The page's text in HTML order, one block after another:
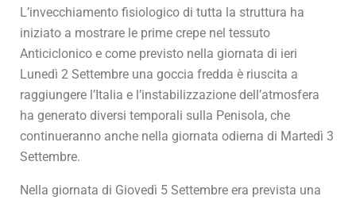
L’invecchiamento fisiologico di tutta la struttura ha
iniziato a mostrare le prime crepe nel tessuto
Anticiclonico e come previsto nella giornata di ieri
Lunedì 2 Settembre una goccia fredda è riuscita a
raggiungere l’Italia e l’instabilizzazione dell’atmosfera
ha generato diversi temporali sulla Penisola, che
continueranno anche nella giornata odierna di Martedì 3
Settembre.
Nella giornata di Giovedì 5 Settembre era prevista una